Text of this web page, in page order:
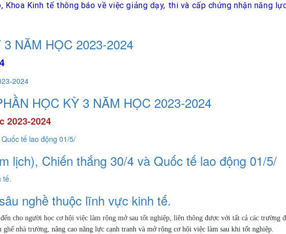
Kinh tế thông báo về việc giảng dạy, thi và cấp chứng nhận năng
NĂM HỌC 2023-2024
HỌC KỲ 3 NĂM HỌC 2023-2024
2023-2024
lịch), Chiến thắng 30/4 và Quốc tế lao động 01/5/
nghề thuộc lĩnh vực kinh tế.
cho người học cơ hội việc làm rộng mở sau tốt nghiệp, liên thông được với tất cả các trường
ghế nhà trường, nâng cao năng lực cạnh tranh và mở rộng cơ hội việc làm sau khi tốt nghiệp.